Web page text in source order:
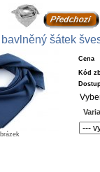
šátek
Cena
Kód